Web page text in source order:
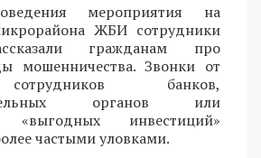
мероприятия на
ЖБИ сотрудники
гражданам про
мошенничества. Звонки от
банков,
органов или
«выгодных инвестиций»
частыми уловками.